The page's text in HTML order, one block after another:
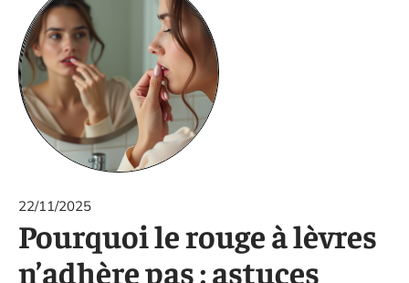
22/11/2025
Pourquoi le rouge à lèvres
n’adhère pas : astuces